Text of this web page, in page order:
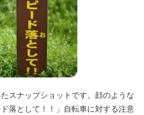
スナップショットです。顔のような
落として！！」自転車に対する注意